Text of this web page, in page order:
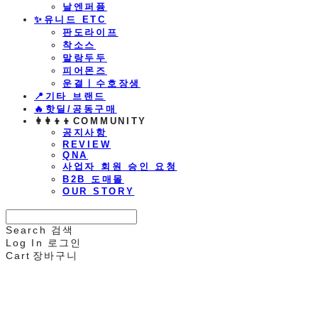
날엔퍼퓸
​✨유니드 ETC
판도라이프
착소스
말랑두두
피어몬즈
운결ㅣ수호장생
📍기타 브랜드
🔥핫딜/공동구매
👩‍👩‍👦‍👦COMMUNITY
공지사항
REVIEW
QNA
사업자 회원 승인 요청
B2B 도매몰
OUR STORY
Search
검색
Log In
로그인
Cart 장바구니